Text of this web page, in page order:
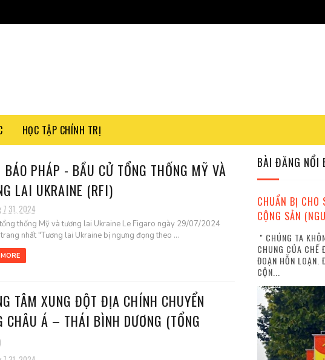
HỌC TẬP CHÍNH TRỊ
PHÁP - BẦU CỬ TỔNG THỐNG MỸ VÀ
LAI UKRAINE (RFI)
7 31, 2024
thống Mỹ và tương lai Ukraine Le Figaro ngày 29/07/2024
nhất "Tương lai Ukraine bị ngưng đọng theo ...
TÂM XUNG ĐỘT ĐỊA CHÍNH CHUYỂN
CHÂU Á – THÁI BÌNH DƯƠNG (TỔNG
BÀI ĐĂNG NỔI
CHUẨN BỊ CHO
CỘNG SẢN
" CHÚNG TA
CHUNG CỦA CHẾ
ĐOẠN HỖN LOẠN.
CỘN...